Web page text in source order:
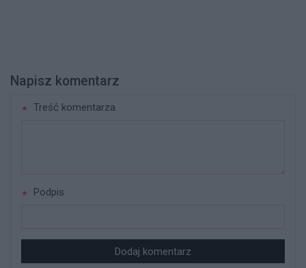
Napisz komentarz
Treść komentarza
Podpis
Dodaj komentarz